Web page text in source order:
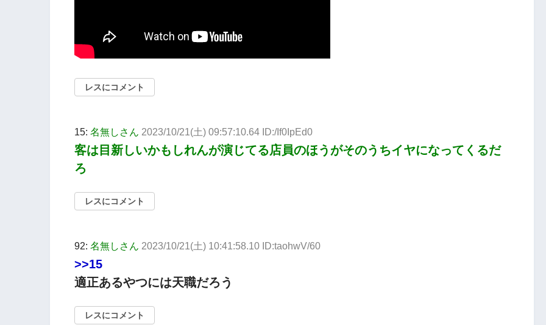
レスにコメント
15: 名無しさん 2023/10/21(土) 09:57:10.64 ID:/If0IpEd0
客は目新しいかもしれんが演じてる店員のほうがそのうちイヤになってくるだ
ろ
レスにコメント
92: 名無しさん 2023/10/21(土) 10:41:58.10 ID:taohwV/60
>>15
適正あるやつには天職だろう
レスにコメント